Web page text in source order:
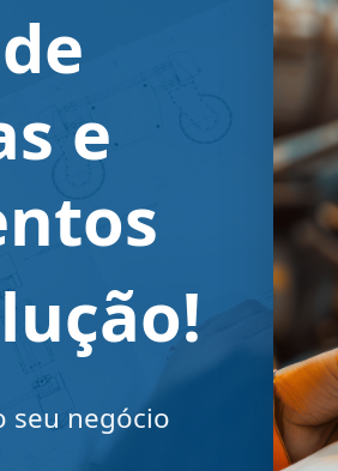
e
seu negócio